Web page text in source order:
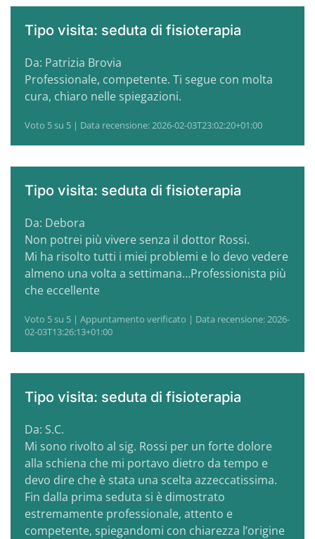
Tipo visita: seduta di fisioterapia
Da: Patrizia Brovia
Professionale, competente. Ti segue con molta
cura, chiaro nelle spiegazioni.
Voto 5 su 5 | Data recensione: 2026-02-03T23:02:20+01:00
Tipo visita: seduta di fisioterapia
Da: Debora
Non potrei più vivere senza il dottor Rossi.
Mi ha risolto tutti i miei problemi e lo devo vedere
almeno una volta a settimana…Professionista più
che eccellente
Voto 5 su 5 | Appuntamento verificato | Data recensione: 2026-
02-03T13:26:13+01:00
Tipo visita: seduta di fisioterapia
Da: S.C.
Mi sono rivolto al sig. Rossi per un forte dolore
alla schiena che mi portavo dietro da tempo e
devo dire che è stata una scelta azzeccatissima.
Fin dalla prima seduta si è dimostrato
estremamente professionale, attento e
competente, spiegandomi con chiarezza l’origine